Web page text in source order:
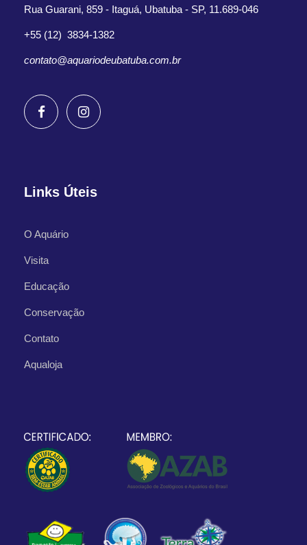
Rua Guarani, 859 - Itaguá, Ubatuba - SP, 11.689-046
+55 (12) 3834-1382
contato@aquariodeubatuba.com.br
Links Úteis
O Aquário
Visita
Educação
Conservação
Contato
Aqualoja